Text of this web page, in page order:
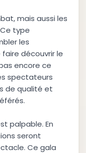
mais aussi les
type
les
découvrir le
encore ce
spectateurs
de qualité et
palpable. En
seront
Ce gala